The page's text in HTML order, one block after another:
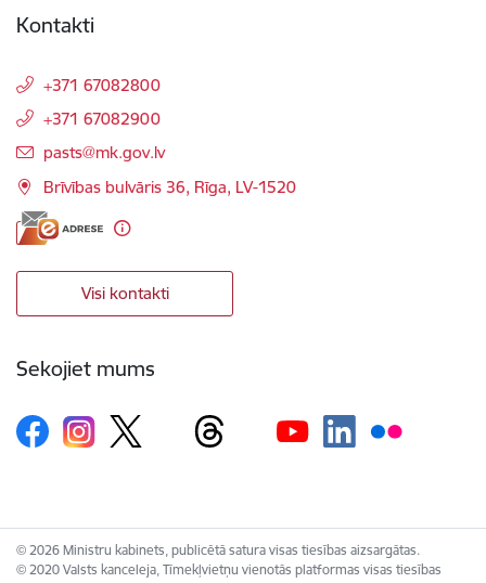
Kontakti
+371 67082800
+371 67082900
E-pasts:
pasts@mk.gov.lv
Brīvības bulvāris 36, Rīga, LV-1520
Visi kontakti
Sekojiet mums
© 2026 Ministru kabinets, publicētā satura visas tiesības aizsargātas.
© 2020 Valsts kanceleja, Tīmekļvietņu vienotās platformas visas tiesības